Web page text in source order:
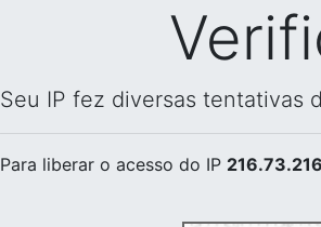
Seu IP fez diversas tentativas
Para liberar o acesso do IP